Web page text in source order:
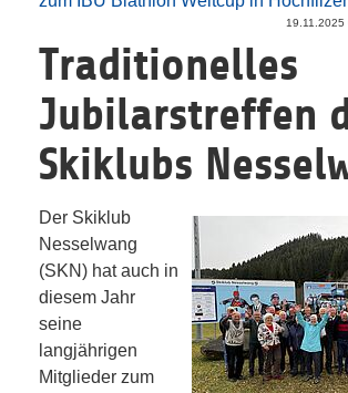
19.11.2025
Traditionelles
Jubilarstreffen
Skiklubs
Der Skiklub
Nesselwang
(SKN) hat auch in
diesem Jahr
seine
langjährigen
Mitglieder zum